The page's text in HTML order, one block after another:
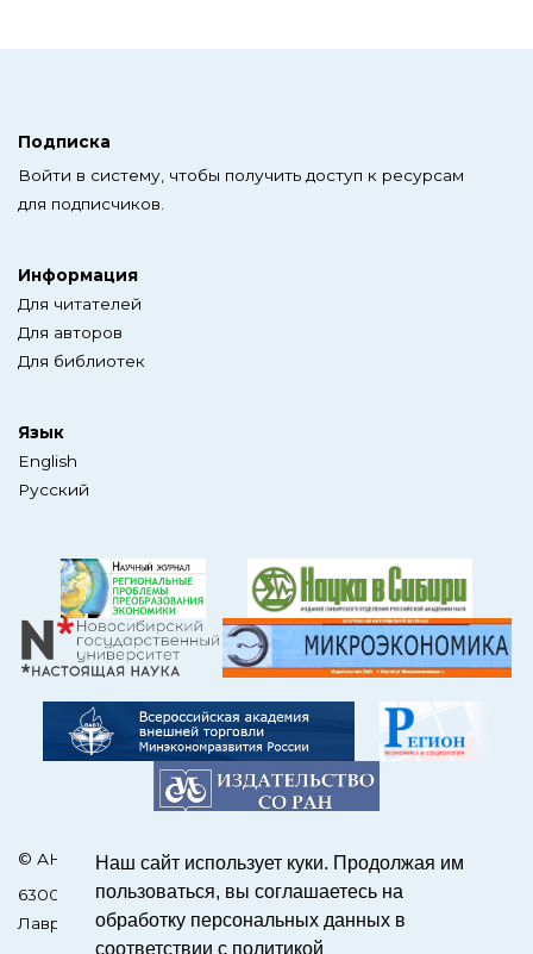
Наш сайт использует куки. Продолжая им
пользоваться, вы соглашаетесь на
обработку персональных данных в
соответствии с политикой
Подписка
Войти в систему, чтобы получить доступ к ресурсам
для подписчиков.
Информация
Для читателей
Для авторов
Для библиотек
Язык
English
Русский
© АНО Редакция журнала «ЭКО»
630090, Россия, Новосибирск, пр. Академика
Лаврентьева, 17